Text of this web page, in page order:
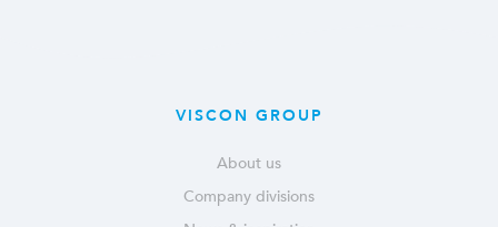
VISCON GROUP
About us
Company divisions